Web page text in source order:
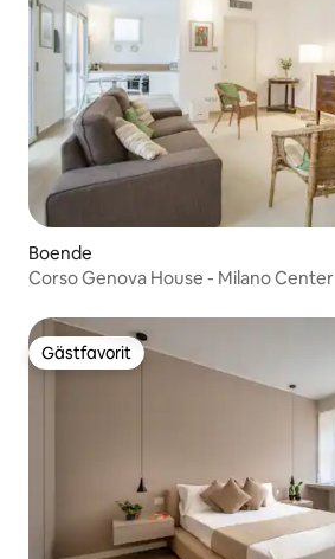
Boende
Corso Genova House - Milano Center
Gästfavorit
Gästfavorit